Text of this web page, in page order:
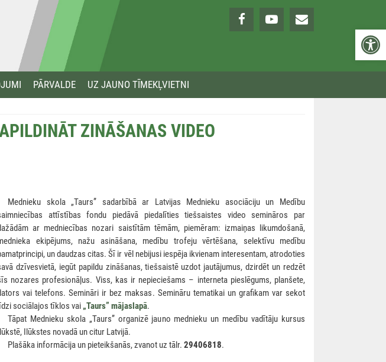
PĀRVALDE UZ JAUNO TĪMEKĻVIETNI
ZINĀŠANAS VIDEO
Mednieku skola „Taurs” sadarbībā ar Latvijas Mednieku asociāciju un Medību
attīstības fondu piedāvā piedalīties tiešsaistes video semināros par
ar medniecības nozari saistītām tēmām, piemēram: izmaiņas likumdošanā,
ekipējums, nažu asināšana, medību trofeju vērtēšana, selektīvu medību
un daudzas citas. Šī ir vēl nebijusi iespēja ikvienam interesentam, atrodoties
dzīvesvietā, iegūt papildu zināšanas, tiešsaistē uzdot jautājumus, dzirdēt un redzēt
nozares profesionāļus. Viss, kas ir nepieciešams – interneta pieslēgums, planšete,
vai telefons. Semināri ir bez maksas. Semināru tematikai un grafikam var sekot
sociālajos tīklos vai „Taurs” mājaslapā.
Tāpat Mednieku skola „Taurs” organizē jauno mednieku un medību vadītāju kursus
Ilūkstes novadā un citur Latvijā.
Plašāka informācija un pieteikšanās, zvanot uz tālr. 29406818.